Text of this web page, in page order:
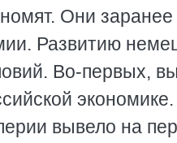
Они
Развитию
Во-первых,
вывело на